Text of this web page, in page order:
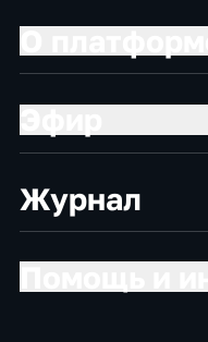
Журнал